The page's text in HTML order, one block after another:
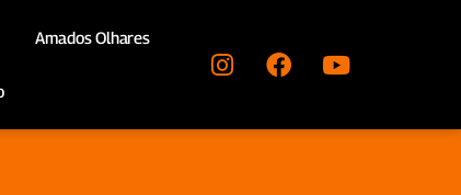
Amados Olhares